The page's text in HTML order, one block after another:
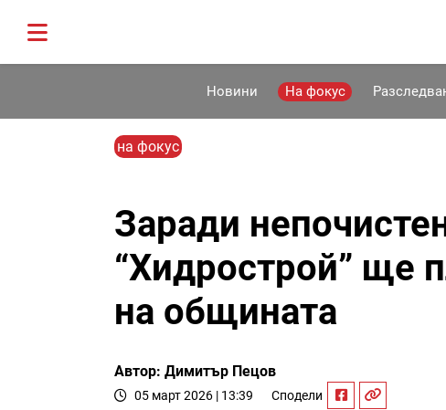
Новини На фокус
на фокус
Заради
“Хидрострой” ще
на общината
Автор: Димитър Пецов
05 март 2026 | 13:39 Сподели